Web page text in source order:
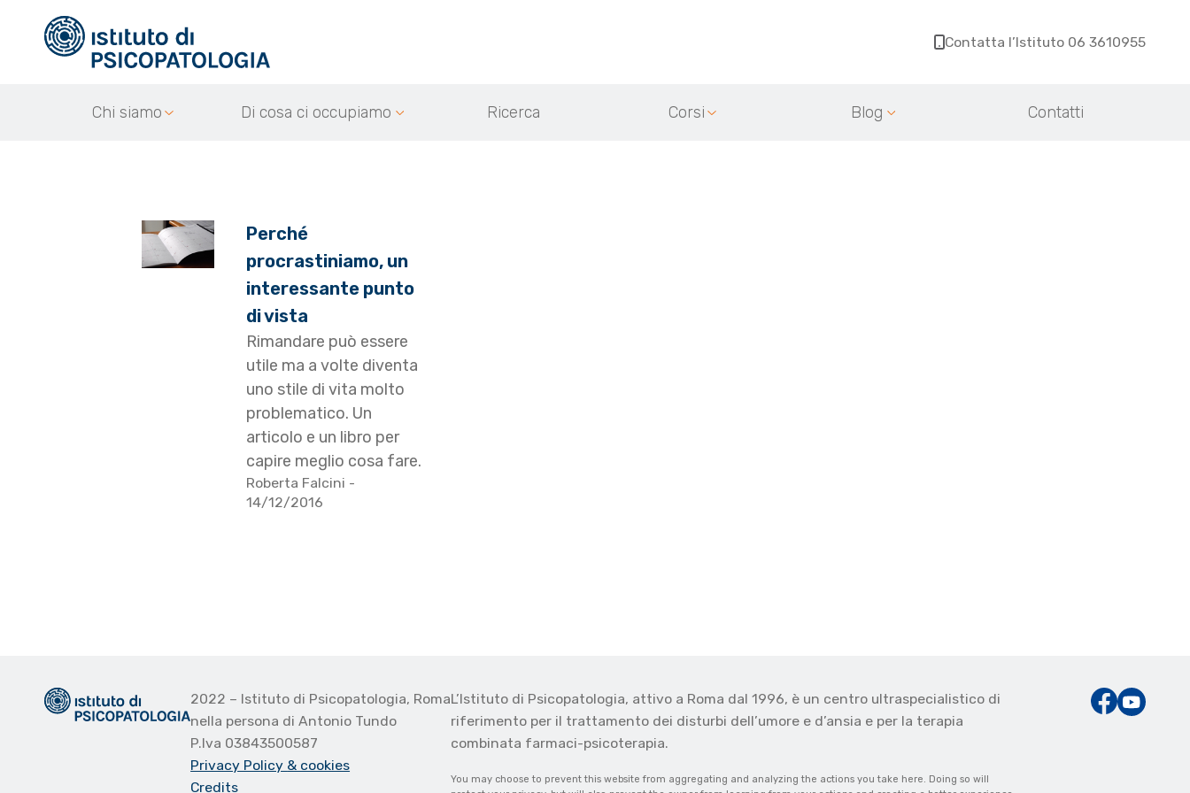
Contatta l’Istituto 06 3610955
Chi siamo Di cosa ci occupiamo Ricerca Corsi Blog Contatti
Perché
procrastiniamo, un
interessante punto
di vista
Rimandare può essere
utile ma a volte diventa
uno stile di vita molto
problematico. Un
articolo e un libro per
capire meglio cosa fare.
Roberta Falcini -
14/12/2016
2022 – Istituto di Psicopatologia, Roma
nella persona di Antonio Tundo
P.Iva 03843500587
Privacy Policy & cookies
Credits
L’Istituto di Psicopatologia, attivo a Roma dal 1996, è un centro ultraspecialistico di
riferimento per il trattamento dei disturbi dell’umore e d’ansia e per la terapia
combinata farmaci-psicoterapia.
You may choose to prevent this website from aggregating and analyzing the actions you take here. Doing so will